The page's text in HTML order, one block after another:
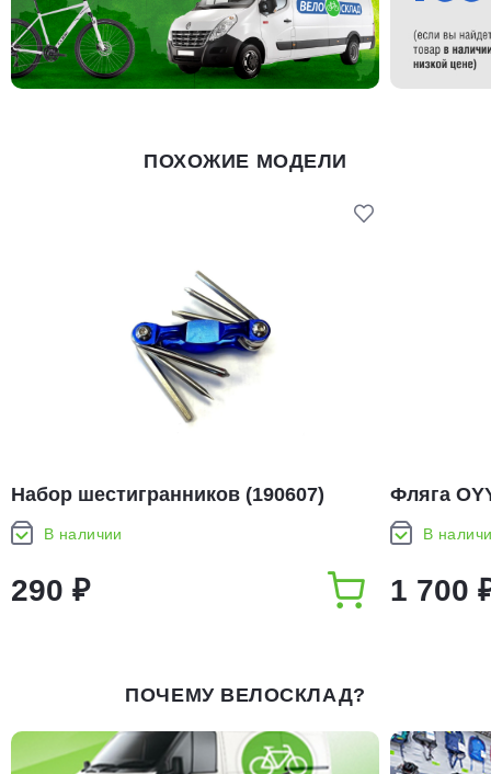
ПОХОЖИЕ МОДЕЛИ
Набор шестигранников (190607)
В наличии
290 ₽
Фляга
В
1 700
ПОЧЕМУ ВЕЛОСКЛАД?